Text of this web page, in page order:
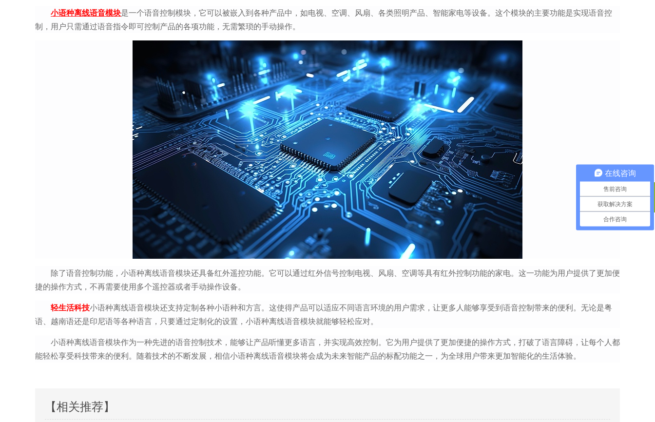
小语种离线语音模块是一个语音控制模块，它可以被嵌入到各种产品中，如电视、空调、风扇、各类照明产品、智能家电等设备。这个模块的主要功能是实现语音控
制，用户只需通过语音指令即可控制产品的各项功能，无需繁琐的手动操作。
除了语音控制功能，小语种离线语音模块还具备红外遥控功能。它可以通过红外信号控制电视、风扇、空调等具有红外控制功能的家电。这一功能为用户提供了更加便
捷的操作方式，不再需要使用多个遥控器或者手动操作设备。
轻生活科技小语种离线语音模块还支持定制各种小语种和方言。这使得产品可以适应不同语言环境的用户需求，让更多人能够享受到语音控制带来的便利。无论是粤
语、越南语还是印尼语等各种语言，只要通过定制化的设置，小语种离线语音模块就能够轻松应对。
小语种离线语音模块作为一种先进的语音控制技术，能够让产品听懂更多语言，并实现高效控制。它为用户提供了更加便捷的操作方式，打破了语言障碍，让每个人都
能轻松享受科技带来的便利。随着技术的不断发展，相信小语种离线语音模块将会成为未来智能产品的标配功能之一，为全球用户带来更加智能化的生活体验。
【相关推荐】
400电话
在线咨询
售前咨询
获取解决方案
合作咨询